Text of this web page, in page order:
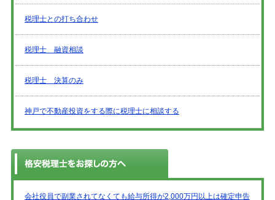
税理士との打ち合わせ
税理士 融資相談
税理士 決算のみ
神戸で不動産投資をする際に税理士に相談する
会社役員で副業されてなくても給与所得が2,000万円以上は確定申告